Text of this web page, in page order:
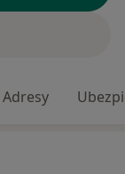
Adresy